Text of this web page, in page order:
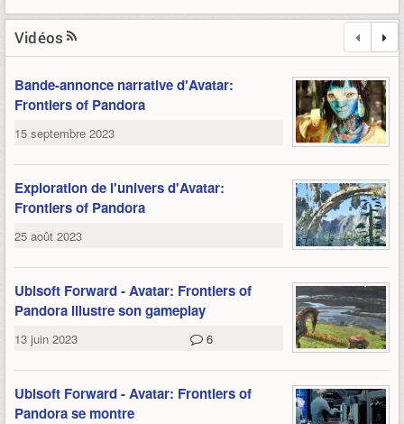
Vidéos
Bande-annonce narrative d'Avatar:
Frontiers of Pandora
15 septembre 2023
Exploration de l'univers d'Avatar:
Frontiers of Pandora
25 août 2023
Ubisoft Forward - Avatar: Frontiers of
Pandora illustre son gameplay
13 juin 2023 6
Ubisoft Forward - Avatar: Frontiers of
Pandora se montre